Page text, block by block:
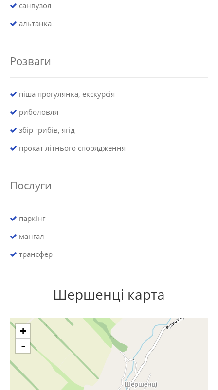
санвузол
альтанка
Розваги
піша прогулянка, екскурсія
риболовля
збір грибів, ягід
прокат літнього спорядження
Послуги
паркінг
мангал
трансфер
Шершенці карта
+
-